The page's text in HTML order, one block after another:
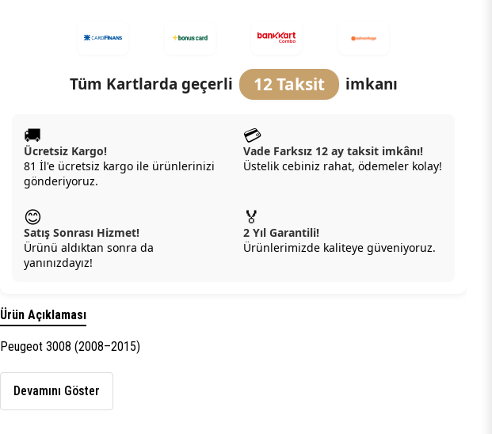
Tüm Kartlarda geçerli 12 Taksit imkanı
🚚
Ücretsiz Kargo!
81 İl'e ücretsiz kargo ile ürünlerinizi
gönderiyoruz.
💳
Vade Farksız 12 ay taksit imkânı!
Üstelik cebiniz rahat, ödemeler kolay!
😊
Satış Sonrası Hizmet!
Ürünü aldıktan sonra da
yanınızdayız!
🏅
2 Yıl Garantili!
Ürünlerimizde kaliteye güveniyoruz.
Ürün Açıklaması
Peugeot3008 (2008–2015)
Devamını Göster